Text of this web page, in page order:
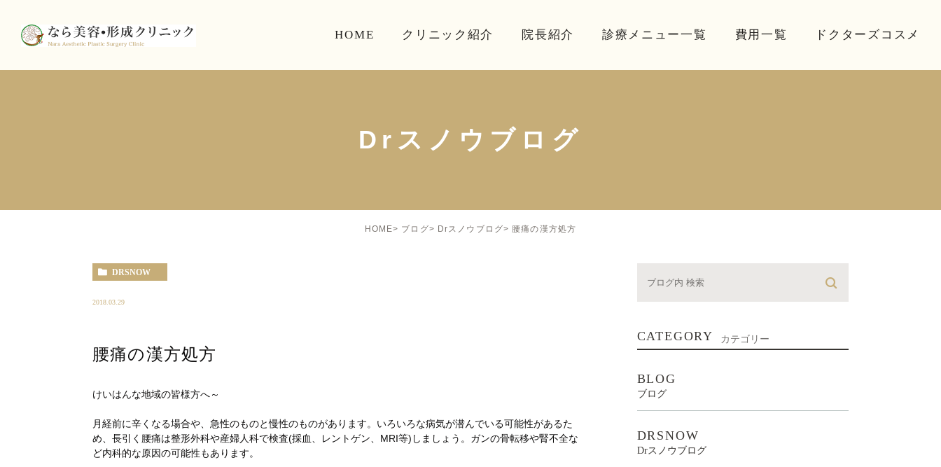
HOME クリニック紹介 院長紹介 診療メニュー一覧 費用一覧 ドクターズコスメ
Drスノウブログ
HOME ブログ Drスノウブログ 腰痛の漢方処方
DRSNOW
2018.03.29
腰痛の漢方処方
けいはんな地域の皆様方へ～
月経前に辛くなる場合や、急性のものと慢性のものがあります。いろいろな病気が潜んでいる可能性があるた
め、長引く腰痛は整形外科や産婦人科で検査(採血、レントゲン、MRI等)しましょう。ガンの骨転移や腎不全な
ど内科的な原因の可能性もあります。
CATEGORY カテゴリー
BLOG
ブログ
DRSNOW
Drスノウブログ